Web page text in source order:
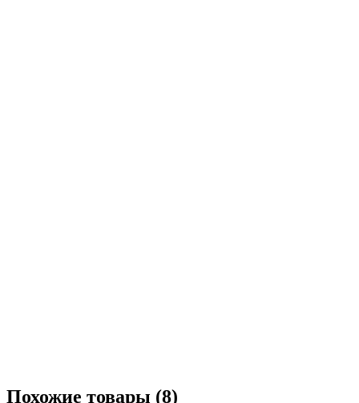
Похожие товары (8)